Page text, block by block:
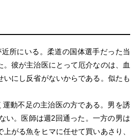
所にいる。柔道の国体選手だった当
彼が主治医にとって厄介なのは、血
にし反省がないからである。似たも
動不足の主治医の方である。男を誘
い。医師は週2回通った。一方の男は
がる魚をヒマに任せて買いあさり、